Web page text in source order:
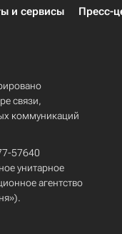
и сервисы Пресс-
связи,
коммуникаций
57640
унитарное
агентство